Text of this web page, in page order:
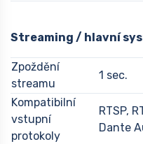
Streaming / hlavní
Zpoždění
streamu
1 sec.
Kompatibilní
vstupní
protokoly
RTSP,
Dante